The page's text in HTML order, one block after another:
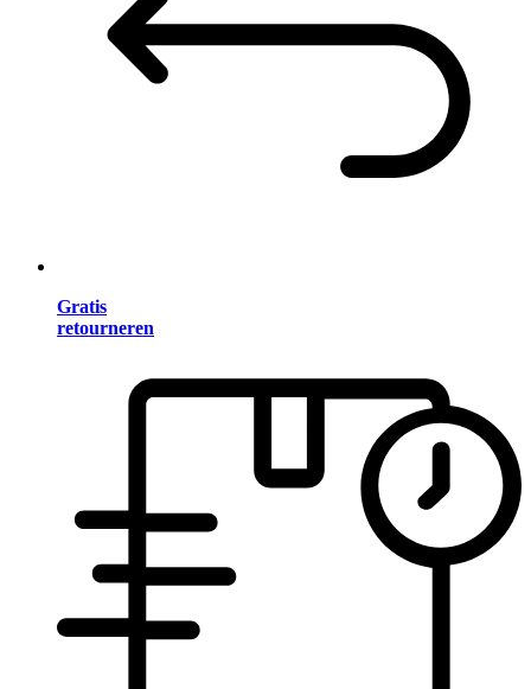
Gratis
retourneren